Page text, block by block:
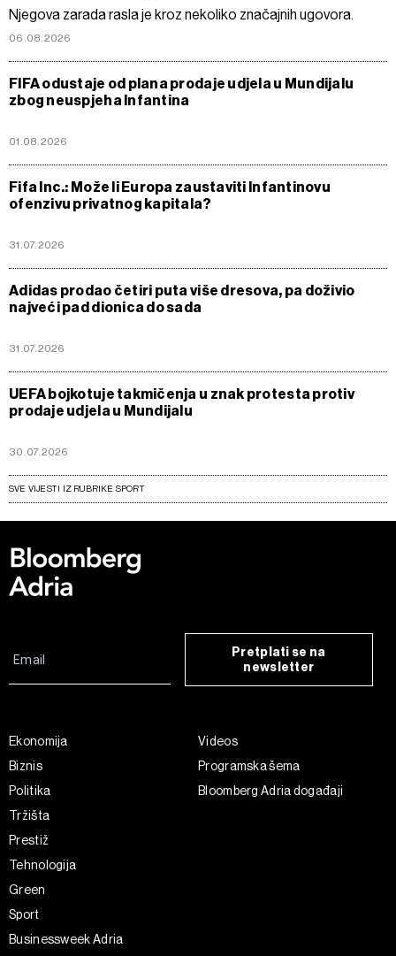
Njegova zarada rasla je kroz nekoliko značajnih ugovora.
06.08.2026
FIFA odustaje od plana prodaje udjela u Mundijalu
zbog neuspjeha Infantina
01.08.2026
Fifa Inc.: Može li Europa zaustaviti Infantinovu
ofenzivu privatnog kapitala?
31.07.2026
Adidas prodao četiri puta više dresova, pa doživio
najveći pad dionica do sada
31.07.2026
UEFA bojkotuje takmičenja u znak protesta protiv
prodaje udjela u Mundijalu
30.07.2026
SVE VIJESTI IZ RUBRIKE SPORT
Pretplati se na
newsletter
Ekonomija
Biznis
Politika
Tržišta
Prestiž
Tehnologija
Green
Sport
Businessweek Adria
Videos
Programska šema
Bloomberg Adria događaji